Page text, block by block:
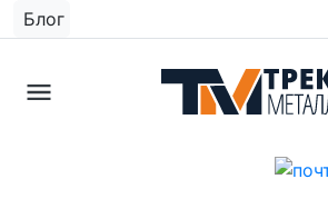
Блог